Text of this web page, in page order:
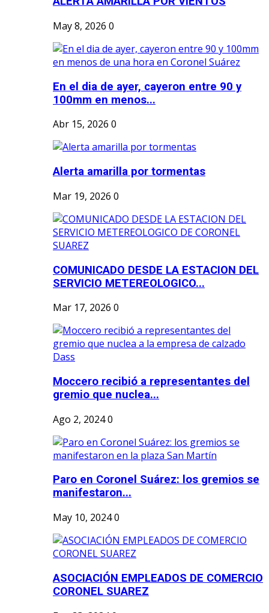
May 8, 2026 0
En el dia de ayer, cayeron entre 90 y
100mm en menos...
Abr 15, 2026 0
Alerta amarilla por tormentas
Mar 19, 2026 0
COMUNICADO DESDE LA ESTACION DEL
SERVICIO METEREOLOGICO...
Mar 17, 2026 0
Moccero recibió a representantes del
gremio que nuclea...
Ago 2, 20240
Paro en Coronel Suárez: los gremios se
manifestaron...
May 10, 20240
ASOCIACIÓN EMPLEADOS DE COMERCIO
CORONEL SUAREZ